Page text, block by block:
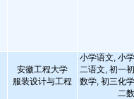
安徽工程大学
服装设计与工程
小学语文, 小
二语文, 初一
数学, 初三化
二